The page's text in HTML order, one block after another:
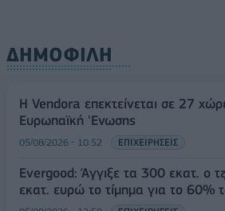
ΔΗΜΟΦΙΛΗ
Η Vendora επεκτείνεται σε 27
Ευρωπαϊκή 'Ενωσης
05/08/2026 - 10:52 ΕΠΙΧΕΙΡΗΣΕΙΣ
Evergood: Άγγιξε τα 300 εκατ. ο
εκατ. ευρώ το τίμημα για το 60%